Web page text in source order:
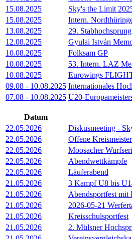
15.08.2025
Sky's the Limit
15.08.2025
Intern.
13.08.2025
29.
12.08.2025
Gyulai István
10.08.2025
Folksam GP
10.08.2025
53. Intern. LAZ
10.08.2025
Eurowings
09.08 - 10.08.2025 Internationales
07.08 - 10.08.2025 U20-
Datum
22.05.2026
Diskusmeeting -
22.05.2026
Offene
22.05.2026
Moosacher
22.05.2026
Abendwettkämpfe
22.05.2026
Läuferabend
21.05.2026
3 Kampf U8 bis
21.05.2026
Abendsportfest
21.05.2026
2026-05-21
21.05.2026
Kreisschulsportfest
21.05.2026
2. Mülsner